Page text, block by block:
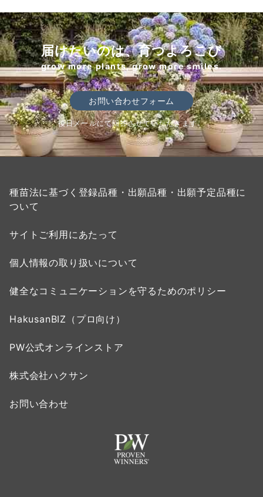
届けたいのは、育つよろこび
grow more plants, grow more smiles.
お問い合わせフォーム
後日メールにて回答させていただきます。
種苗法に基づく登録品種・出願品種・出願予定品種に
ついて
サイトご利用にあたって
個人情報の取り扱いについて
健全なコミュニケーションを守るためのポリシー
HakusanBIZ（プロ向け）
PW公式オンラインストア
株式会社ハクサン
お問い合わせ